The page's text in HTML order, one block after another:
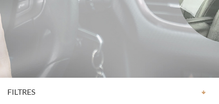
FILTRES